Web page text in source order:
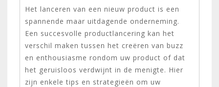
Het lanceren van een nieuw product is een
spannende maar uitdagende onderneming.
Een succesvolle productlancering kan het
verschil maken tussen het creëren van buzz
en enthousiasme rondom uw product of dat
het geruisloos verdwijnt in de menigte. Hier
zijn enkele tips en strategieën om uw